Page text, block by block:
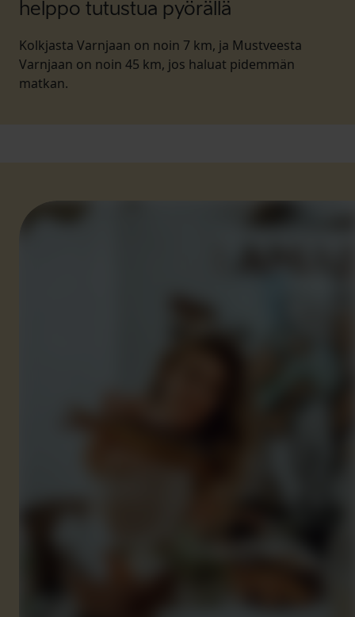
helppo tutustua pyörällä
Kolkjasta Varnjaan on noin 7 km, ja Mustveesta
Varnjaan on noin 45 km, jos haluat pidemmän
matkan.